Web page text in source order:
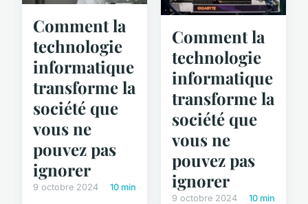
Comment la
technologie
informatique
transforme la
société que
vous ne
pouvez pas
ignorer
9 octobre 2024 10 min
Comment la
technologie
informatique
transforme la
société que
vous ne
pouvez pas
ignorer
9 octobre 2024 10 min